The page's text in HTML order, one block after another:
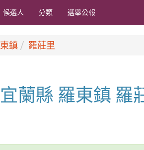
候選人 分類 選舉公報
鎮 羅莊里
蘭縣 羅東鎮 羅